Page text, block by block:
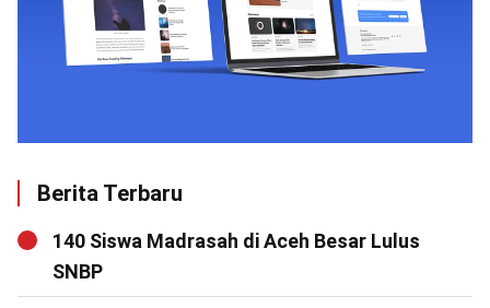
Berita Terbaru
140 Siswa Madrasah di Aceh Besar Lulus
SNBP